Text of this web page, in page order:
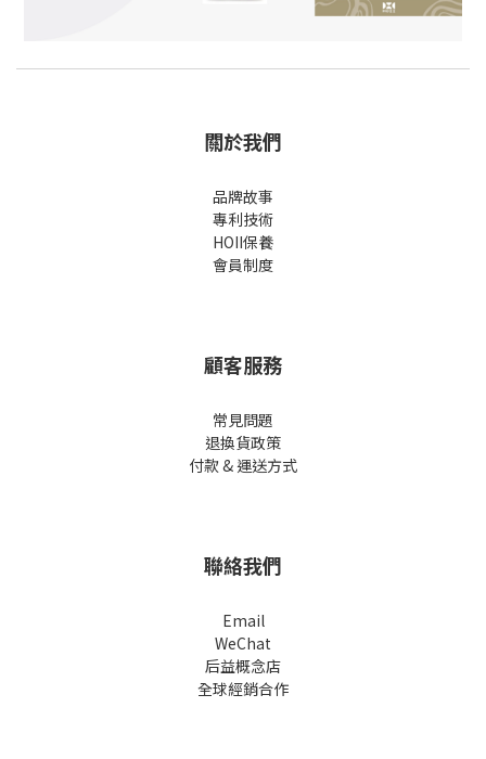
關於我們
品牌故事
專利技術
HOII保養
會員制度
顧客服務
常見問題
退換貨政策
付款 & 運送方式
聯絡我們
Email
WeChat
后益概念店
全球經銷合作